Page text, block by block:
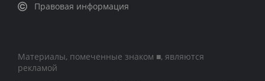
Правовая информация
Материалы, помеченные знаком ■, являются
рекламой